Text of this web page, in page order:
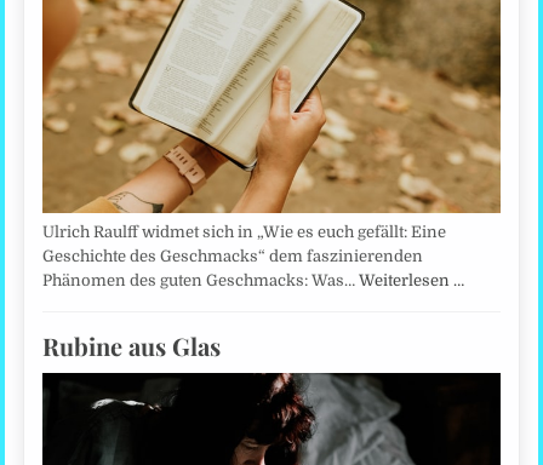
Ulrich Raulff widmet sich in „Wie es euch gefällt: Eine
Geschichte des Geschmacks“ dem faszinierenden
Phänomen des guten Geschmacks: Was…Weiterlesen …
Rubine aus Glas